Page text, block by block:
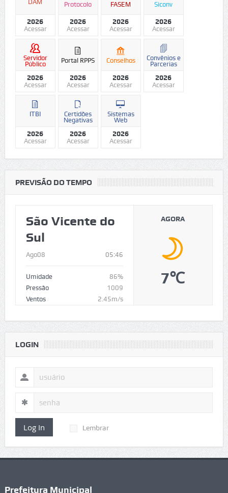
DAM
2026
Acessar
Protocolo
2026
Acessar
FASEM
2026
Acessar
Siconv
2026
Acessar
Servidor
Público
2026
Acessar
Portal RPPS
2026
Acessar
Conselhos
2026
Acessar
Convênios e
Parcerias
2026
Acessar
ITBI
2026
Acessar
Certidões
Negativas
2026
Acessar
Sistemas
Web
2026
Acessar
PREVISÃO DO TEMPO
São Vicente do
Sul
Ago08 05:46
Umidade
86%
Pressão
1009
Ventos
2.45m/s
AGORA
7℃
LOGIN
Log In Lembrar
Prefeitura Municipal